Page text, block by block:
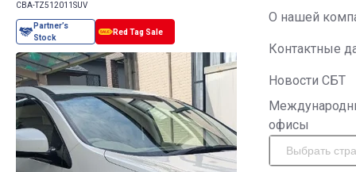
О нашей
Контактные
Новости СБТ
офисы
CBA-TZ51 2011 SUV